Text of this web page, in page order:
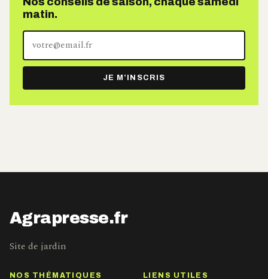
matin.
Votre
adresse
e-
mail
JE M’INSCRIS
Agrapresse.fr
Site de jardin
NOS THÉMATIQUES LIENS UTILES